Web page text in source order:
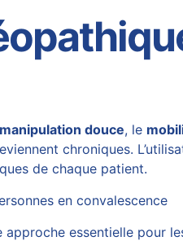
manipulation douce, le
chroniques.
de chaque patient.
en convalescence
essentielle pour